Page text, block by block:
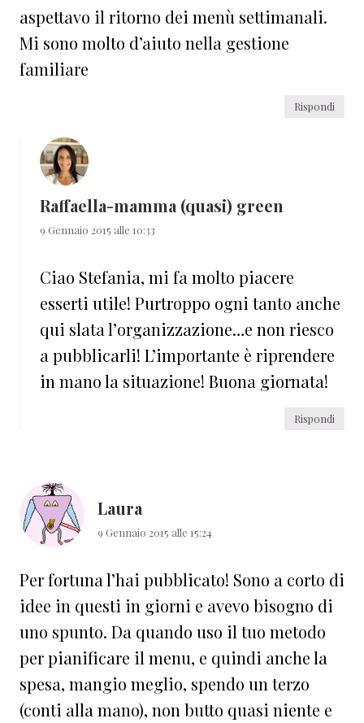
aspettavo il ritorno dei menù settimanali.
Mi sono molto d’aiuto nella gestione
familiare
Rispondi
Raffaella-mamma (quasi) green
9 Gennaio 2015 alle 10:33
Ciao Stefania, mi fa molto piacere
esserti utile! Purtroppo ogni tanto anche
qui slata l’organizzazione…e non riesco
a pubblicarli! L’importante è riprendere
in mano la situazione! Buona giornata!
Rispondi
Laura
9 Gennaio 2015 alle 15:24
Per fortuna l’hai pubblicato! Sono a corto di
idee in questi in giorni e avevo bisogno di
uno spunto. Da quando uso il tuo metodo
per pianificare il menu, e quindi anche la
spesa, mangio meglio, spendo un terzo
(conti alla mano), non butto quasi niente e